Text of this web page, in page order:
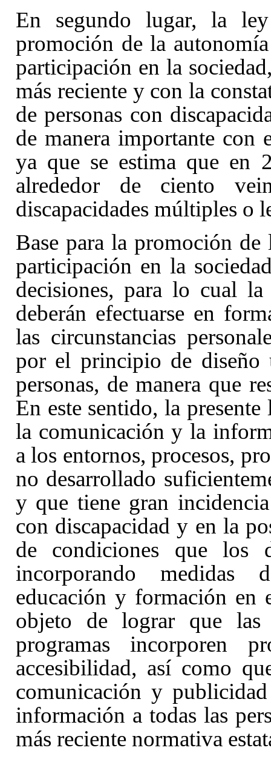
En segundo lugar, la
promoción de la
participación en la
más reciente y con la
de personas con
de manera importante con
ya que se estima que en
alrededor de ciento
discapacidades múltiples o
Base para la promoción
participación en la
decisiones, para lo cual
deberán efectuarse en
las circunstancias
por el principio de diseño
personas, de manera que
En este sentido, la
la comunicación y la
a los entornos, procesos,
no desarrollado
y que tiene gran
con discapacidad y en la
de condiciones que los
incorporando medidas
educación y formación en
objeto de lograr que las
programas incorporen
accesibilidad, así como
comunicación y
información a todas las
más reciente normativa